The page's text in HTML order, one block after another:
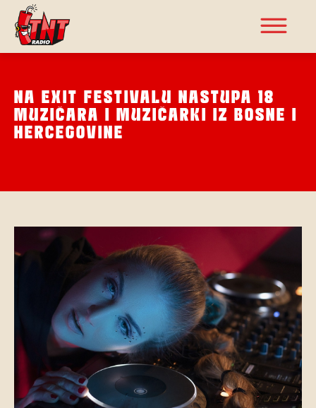
NA EXIT FESTIVALU NASTUPA 18
MUZIČARA I MUZIČARKI IZ BOSNE I
HERCEGOVINE